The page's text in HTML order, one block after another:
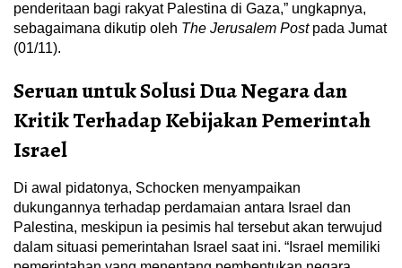
penderitaan bagi rakyat Palestina di Gaza,” ungkapnya,
sebagaimana dikutip oleh The Jerusalem Postpada Jumat
(01/11).
Seruan untuk Solusi Dua Negara dan
Kritik Terhadap Kebijakan Pemerintah
Israel
Di awal pidatonya, Schocken menyampaikan
dukungannya terhadap perdamaian antara Israel dan
Palestina, meskipun ia pesimis hal tersebut akan terwujud
dalam situasi pemerintahan Israel saat ini. “Israel memiliki